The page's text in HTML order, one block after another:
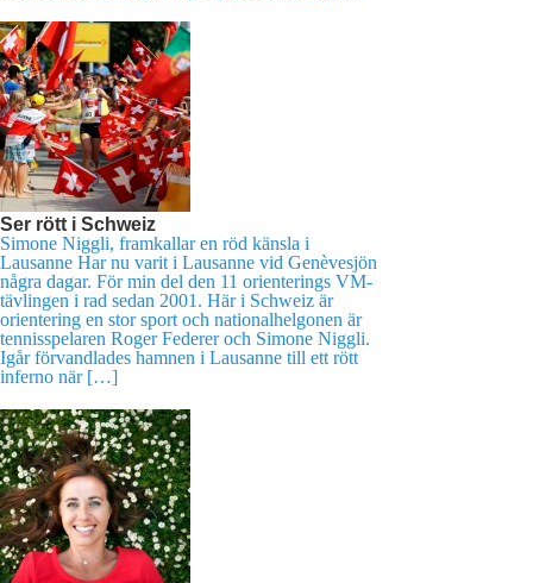
Ser rött i Schweiz
Simone Niggli, framkallar en röd känsla i
Lausanne Har nu varit i Lausanne vid Genèvesjön
några dagar. För min del den 11 orienterings VM-
tävlingen i rad sedan 2001. Här i Schweiz är
orientering en stor sport och nationalhelgonen är
tennisspelaren Roger Federer och Simone Niggli.
Igår förvandlades hamnen i Lausanne till ett rött
inferno när […]